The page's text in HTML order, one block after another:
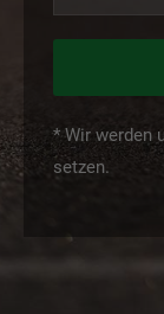
* Wir werden
setzen.